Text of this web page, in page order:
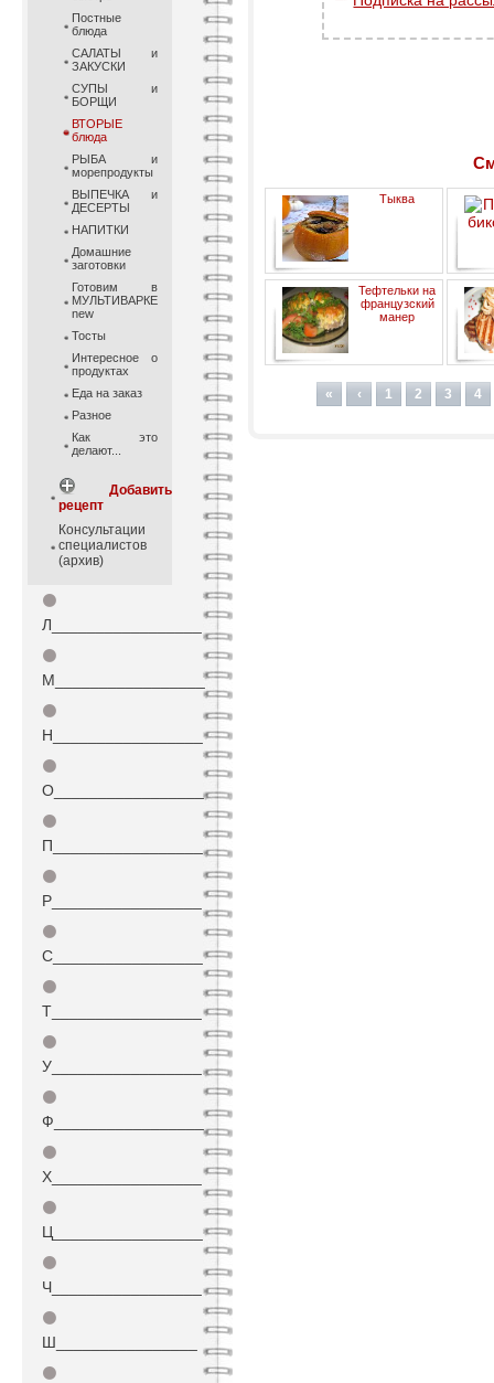
Постные
блюда
САЛАТЫ и
ЗАКУСКИ
СУПЫ и
БОРЩИ
ВТОРЫЕ
блюда
РЫБА и
морепродукты
ВЫПЕЧКА и
ДЕСЕРТЫ
НАПИТКИ
Домашние
заготовки
Готовим в
МУЛЬТИВАРКЕ
new
Тосты
Интересное о
продуктах
Еда на заказ
Разное
Как это
делают...
Добавить
рецепт
Консультации
специалистов
(архив)
⚫
Л_________________
⚫
М_________________
⚫
Н_________________
⚫
О_________________
⚫
П_________________
⚫
Р_________________
⚫
С_________________
⚫
Т_________________
⚫
У_________________
⚫
Ф_________________
⚫
Х_________________
⚫
Ц_________________
⚫
Ч_________________
⚫
Ш________________
⚫
Тыква
фаршированная рисом,
черносливом, изюмом и
яблоками
Тефтельки на
французский
манер
« ‹ 1 2 3 4